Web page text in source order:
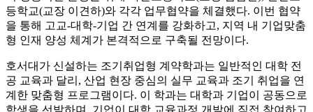
등학교(교장 이견하)와 각각 업무협약을 체결했다. 이번 협약
을 통해 고교-대학-기업 간 연계를 강화하고, 지역 내 기업맞춤
형 인재 양성 체계가 본격적으로 구축될 전망이다.
호서대가 신설하는 조기취업형 계약학과는 일반적인 대학 전
공 교육과 달리, 산업 현장 중심의 실무 교육과 조기 취업을 연
계한 맞춤형 프로그램이다. 이 학과는 대학과 기업이 공동으로
학생을 선발하며, 기업이 대학 교육과정 개발에 직접 참여하고